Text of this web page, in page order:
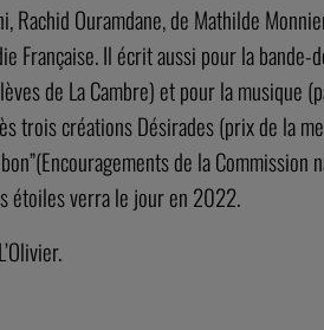
Ouramdane, de Mathilde
Française. Il écrit aussi pour la
de La Cambre) et pour la musique
trois créations Désirades (prix de la
de la Commission
étoiles verra le jour en 2022.